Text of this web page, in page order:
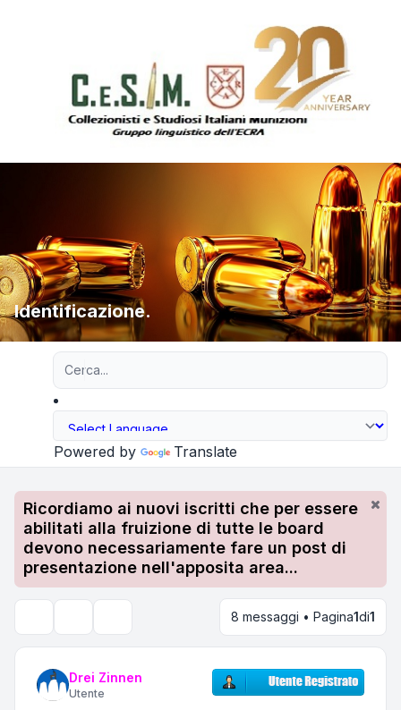
Identificazione.
Powered by Translate
Ricordiamo ai nuovi iscritti che per essere
abilitati alla fruizione di tutte le board
devono necessariamente fare un post di
presentazione nell'apposita area...
8 messaggi • Pagina1di1
Drei Zinnen
Utente